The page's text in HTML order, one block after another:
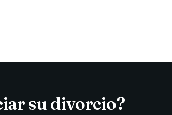
su divorcio?